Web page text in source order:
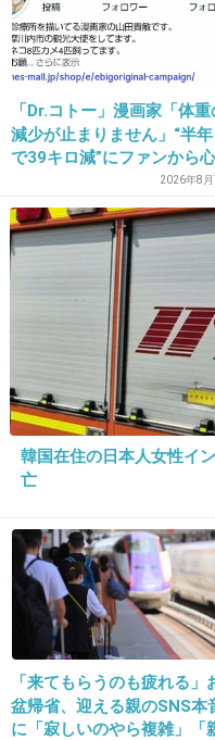
22. 匿名2017/01/30(月) 22:27:03
これか
「降りま～す」 乗客タ
発 通勤時間帯の東急・
遅れ
「降りま～す」 乗客タックル
市線が大幅遅れ ツイッターに
ら、無理やり体当たりしながら
言いながら体当たりしながら降
23. 匿名2017/01/30(月) 22:27:27
特にたまプラーザ
田園都市線は駅と駅
24. 匿名2017/01/30(月) 22:27:38
リッチピープルだか
出典：up.gc-img.net
「Dr.コトー」漫画家「体重
減少が止まりません」“半年
で39キロ減”にファンから心
2026年8月
韓国在住の日本人女性イ
亡
「来てもらうのも疲れる」
盆帰省、迎える親のSNS本
に「寂しいのやら複雑」「